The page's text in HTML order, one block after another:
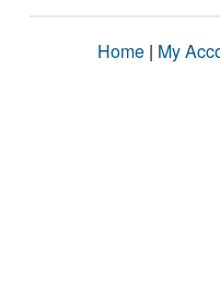
Home | My